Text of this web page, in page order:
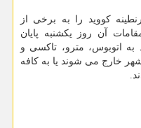
کووید را به برخی از
آن روز یکشنبه پایان
اتوبوس، مترو، تاکسی و
خارج می شوند یا به کافه